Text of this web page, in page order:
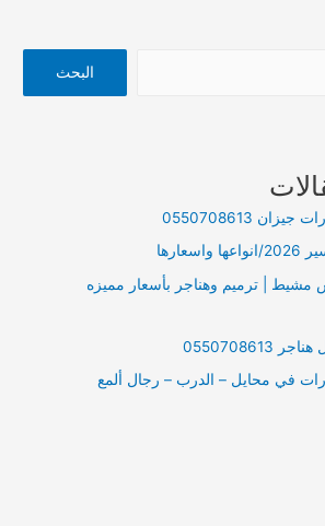
البحث
0550708613
| ترميم وهناجر بأسعار مميزه
في محايل – الدرب – رجال ألمع